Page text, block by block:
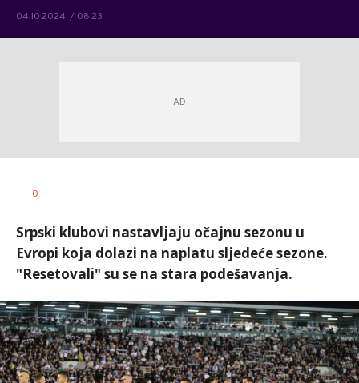
04.10.2024. / 08:23
AUTOR
0
Srpski klubovi nastavljaju očajnu sezonu u
Evropi koja dolazi na naplatu sljedeće sezone.
"Resetovali" su se na stara podešavanja.